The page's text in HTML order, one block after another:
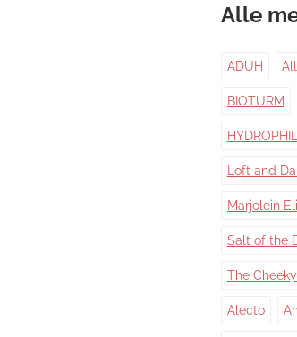
Alle
ADUH
BIOTURM
HYDROPHIL
Loft and
Marjolein
Salt of the
The
Alecto